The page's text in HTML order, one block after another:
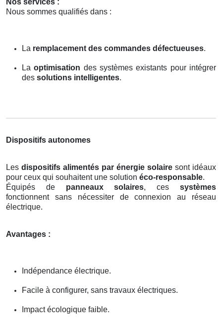
Nos services :
Nous sommes qualifiés dans :
La remplacement des commandes défectueuses.
Laoptimisation des systèmes existants pour intégrer
des solutions intelligentes.
Dispositifs autonomes
Les dispositifs alimentés par énergie solaire sont idéaux
pour ceux qui souhaitent une solution éco-responsable.
Équipés de panneaux solaires, cessystèmes
fonctionnent sans nécessiter de connexion au réseau
électrique.
Avantages :
Indépendance électrique.
Facile à configurer, sans travaux électriques.
Impact écologique faible.